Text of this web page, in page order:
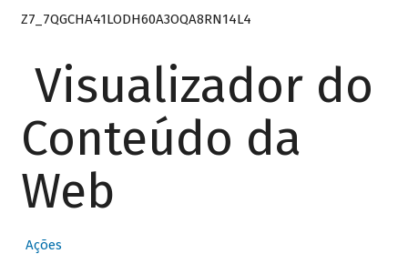
Z7_7QGCHA41LODH60A3OQA8RN14L4
Visualizador do
Conteúdo da
Web
Ações